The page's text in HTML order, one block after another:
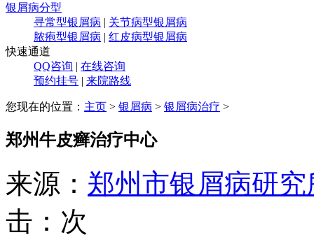
银屑病分型
寻常型银屑病 | 关节病型银屑病
脓疱型银屑病 | 红皮病型银屑病
快速通道
QQ咨询 | 在线咨询
预约挂号 | 来院路线
您现在的位置： 主页 > 银屑病 > 银屑病治疗 >
郑州牛皮癣治疗中心
来源： 郑州市银屑病研
击： 次